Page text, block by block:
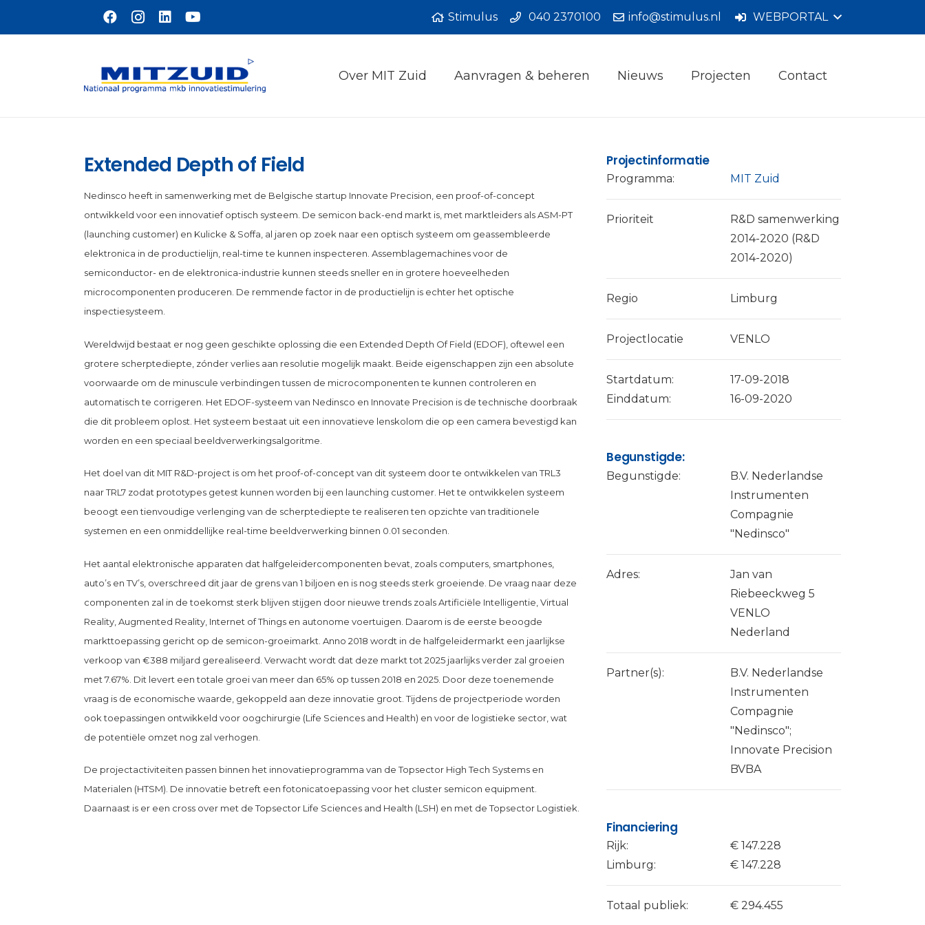
Stimulus 040 2370100 info@stimulus.nl WEBPORTAL
Over MIT Zuid Aanvragen & beheren Nieuws Projecten Contact
Extended Depth of Field
Nedinsco heeft in samenwerking met de Belgische startup Innovate Precision, een proof-of-concept
ontwikkeld voor een innovatief optisch systeem. De semicon back-end markt is, met marktleiders als ASM-PT
(launching customer) en Kulicke & Soffa, al jaren op zoek naar een optisch systeem om geassembleerde
elektronica in de productielijn, real-time te kunnen inspecteren. Assemblagemachines voor de
semiconductor- en de elektronica-industrie kunnen steeds sneller en in grotere hoeveelheden
microcomponenten produceren. De remmende factor in de productielijn is echter het optische
inspectiesysteem.
Wereldwijd bestaat er nog geen geschikte oplossing die een Extended Depth Of Field (EDOF), oftewel een
grotere scherptediepte, zónder verlies aan resolutie mogelijk maakt. Beide eigenschappen zijn een absolute
voorwaarde om de minuscule verbindingen tussen de microcomponenten te kunnen controleren en
automatisch te corrigeren. Het EDOF-systeem van Nedinsco en Innovate Precision is de technische doorbraak
die dit probleem oplost. Het systeem bestaat uit een innovatieve lenskolom die op een camera bevestigd kan
worden en een speciaal beeldverwerkingsalgoritme.
Het doel van dit MIT R&D-project is om het proof-of-concept van dit systeem door te ontwikkelen van TRL3
naar TRL7 zodat prototypes getest kunnen worden bij een launching customer. Het te ontwikkelen systeem
beoogt een tienvoudige verlenging van de scherptediepte te realiseren ten opzichte van traditionele
systemen en een onmiddellijke real-time beeldverwerking binnen 0.01 seconden.
Het aantal elektronische apparaten dat halfgeleidercomponenten bevat, zoals computers, smartphones,
auto’s en TV’s, overschreed dit jaar de grens van 1 biljoen en is nog steeds sterk groeiende. De vraag naar deze
componenten zal in de toekomst sterk blijven stijgen door nieuwe trends zoals Artificiële Intelligentie, Virtual
Reality, Augmented Reality, Internet of Things en autonome voertuigen. Daarom is de eerste beoogde
markttoepassing gericht op de semicon-groeimarkt. Anno 2018 wordt in de halfgeleidermarkt een jaarlijkse
verkoop van €388 miljard gerealiseerd. Verwacht wordt dat deze markt tot 2025 jaarlijks verder zal groeien
met 7.67%. Dit levert een totale groei van meer dan 65% op tussen 2018 en 2025. Door deze toenemende
vraag is de economische waarde, gekoppeld aan deze innovatie groot. Tijdens de projectperiode worden
ook toepassingen ontwikkeld voor oogchirurgie (Life Sciences and Health) en voor de logistieke sector, wat
de potentiële omzet nog zal verhogen.
De projectactiviteiten passen binnen het innovatieprogramma van de Topsector High Tech Systems en
Materialen (HTSM). De innovatie betreft een fotonicatoepassing voor het cluster semicon equipment.
Daarnaast is er een cross over met de Topsector Life Sciences and Health (LSH) en met de Topsector Logistiek.
Projectinformatie
Programma: MIT Zuid
Prioriteit
R&D samenwerking
2014-2020 (R&D
2014-2020)
Regio Limburg
Projectlocatie VENLO
Startdatum:
17-09-2018
Einddatum:
16-09-2020
Begunstigde:
Begunstigde:
B.V. Nederlandse
Instrumenten
Compagnie
"Nedinsco"
Adres:
Jan van
Riebeeckweg 5
VENLO
Nederland
Partner(s):
B.V. Nederlandse
Instrumenten
Compagnie
"Nedinsco";
Innovate Precision
BVBA
Financiering
Rijk:
€ 147.228
Limburg:
€ 147.228
Totaal publiek: € 294.455